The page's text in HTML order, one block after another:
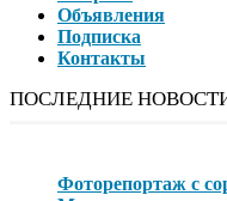
Объявления
Подписка
Контакты
ПОСЛЕДНИЕ
Фоторепортаж с